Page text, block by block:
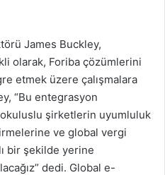
James Buckley,
olarak, Foriba çözümlerini
etmek üzere çalışmalara
“Bu entegrasyon
şirketlerin uyumluluk
ve global vergi
bir şekilde yerine
dedi. Global e-